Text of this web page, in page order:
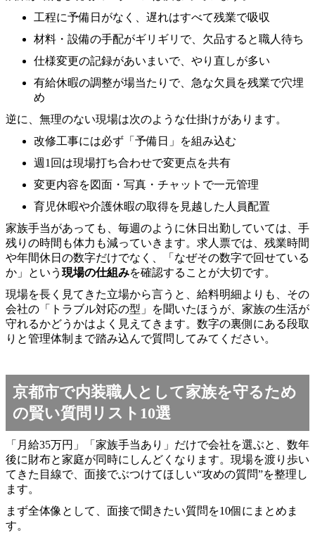
工程に予備日がなく、遅れはすべて残業で吸収
材料・設備の手配がギリギリで、欠品すると職人待ち
仕様変更の記録があいまいで、やり直しが多い
有給休暇の調整が場当たりで、急な欠員を残業で穴埋
め
逆に、無理のない現場は次のような仕掛けがあります。
改修工事には必ず「予備日」を組み込む
週1回は現場打ち合わせで変更点を共有
変更内容を図面・写真・チャットで一元管理
育児休暇や介護休暇の取得を見越した人員配置
家族手当があっても、毎週のように休日出勤していては、手
残りの時間も体力も減っていきます。求人票では、残業時間
や年間休日の数字だけでなく、「なぜその数字で回せている
か」という 現場の仕組みを確認することが大切です。
現場を長く見てきた立場から言うと、給料明細よりも、その
会社の「トラブル対応の型」を聞いたほうが、家族の生活が
守れるかどうかはよく見えてきます。数字の裏側にある段取
りと管理体制まで踏み込んで質問してみてください。
京都市で内装職人として家族を守るため
の賢い質問リスト10選
「月給35万円」「家族手当あり」だけで会社を選ぶと、数年
後に財布と家庭が同時にしんどくなります。現場を渡り歩い
てきた目線で、面接でぶつけてほしい“攻めの質問”を整理し
ます。
まず全体像として、面接で聞きたい質問を10個にまとめま
す。